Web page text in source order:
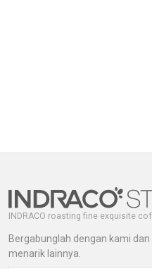
INDRACO roasting fine exquisite
Bergabunglah dengan kami
menarik lainnya.